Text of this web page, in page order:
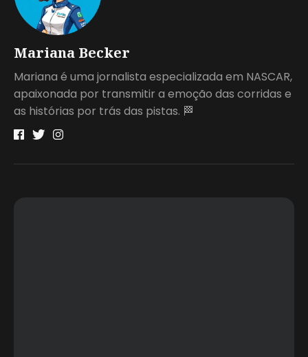
Mariana Becker
Mariana é uma jornalista especializada em NASCAR,
apaixonada por transmitir a emoção das corridas e
as histórias por trás das pistas. 🏁